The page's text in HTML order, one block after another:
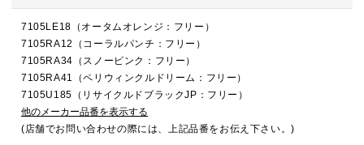
7105LE18（オータムオレンジ：フリー）
7105RA12（コーラルパンチ：フリー）
7105RA34（スノーピンク：フリー）
7105RA41（ペリウィンクルドリーム：フリー）
7105U185（リサイクルドブラックJP：フリー）
他のメーカー品番を表示する
(店舗でお問い合わせの際には、上記品番をお伝え下さい。)